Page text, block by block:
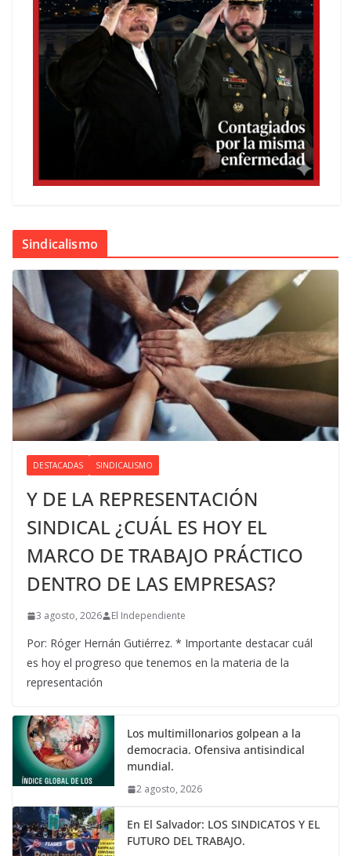
Sindicalismo
DESTACADAS SINDICALISMO
Y DE LA REPRESENTACIÓN
SINDICAL ¿CUÁL ES HOY EL
MARCO DE TRABAJO PRÁCTICO
DENTRO DE LAS EMPRESAS?
3 agosto, 2026 El Independiente
Por: Róger Hernán Gutiérrez. * Importante destacar cuál
es hoy el progreso que tenemos en la materia de la
representación
Los multimillonarios golpean a la
democracia. Ofensiva antisindical
mundial.
2 agosto, 2026
En El Salvador: LOS SINDICATOS Y EL
FUTURO DEL TRABAJO.